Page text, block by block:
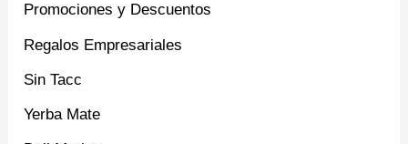
Promociones y Descuentos
Regalos Empresariales
Sin Tacc
Yerba Mate